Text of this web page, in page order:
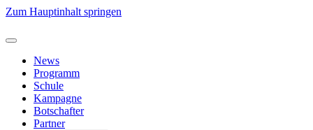
Zum Hauptinhalt springen
News
Programm
Schule
Kampagne
Botschafter
Partner